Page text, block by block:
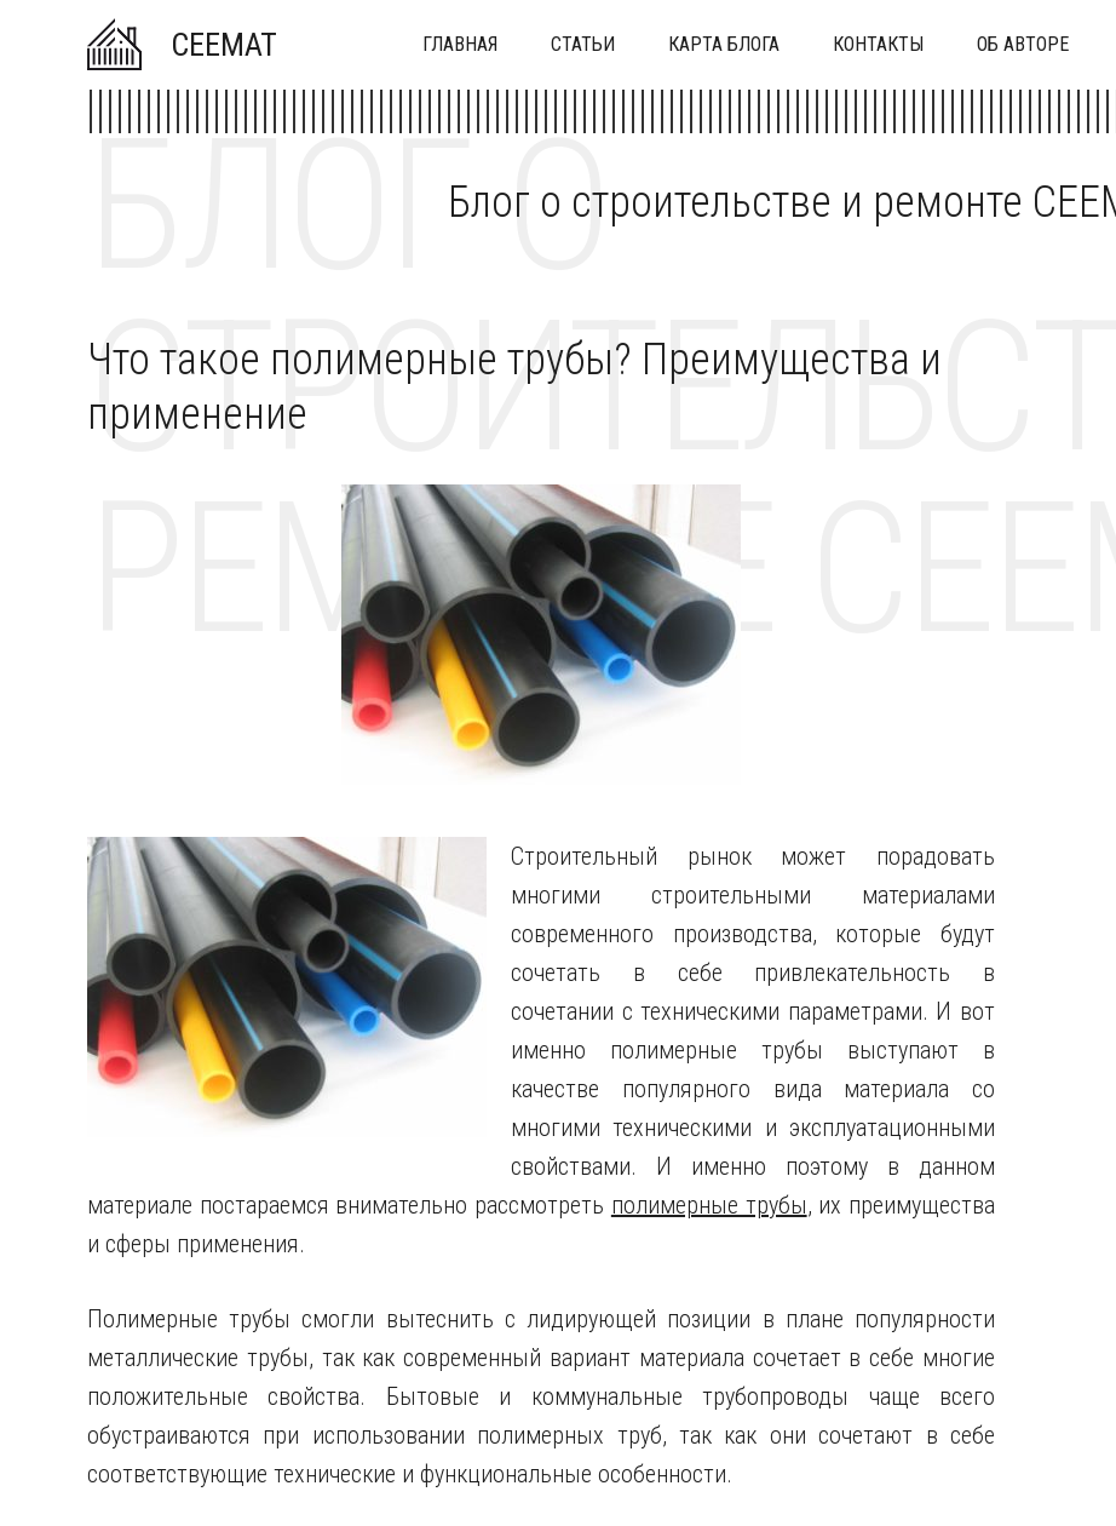
CEEMAT ГЛАВНАЯ СТАТЬИ КАРТА БЛОГА КОНТАКТЫ ОБ АВТОРЕ
Блог о строительстве и ремонте
БЛОГ О
РЕМОНТЕ
Что такое полимерные трубы? Преимущества и
применение
Строительный рынок может порадовать
многими строительными материалами
современного производства, которые будут
сочетать в себе привлекательность в
сочетании с техническими параметрами. И вот
именно полимерные трубы выступают в
качестве популярного вида материала со
многими техническими и эксплуатационными
свойствами. И именно поэтому в данном
материале постараемся внимательно рассмотреть полимерные трубы, их преимущества
и сферы применения.
Полимерные трубы смогли вытеснить с лидирующей позиции в плане популярности
металлические трубы, так как современный вариант материала сочетает в себе многие
положительные свойства. Бытовые и коммунальные трубопроводы чаще всего
обустраиваются при использовании полимерных труб, так как они сочетают в себе
соответствующие технические и функциональные особенности.